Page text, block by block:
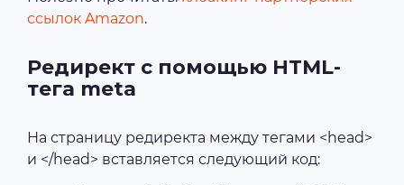
ссылок Amazon.
Редирект с помощью HTML-
тега meta
На страницу редиректа между тегами <head>
и </head> вставляется следующий код: